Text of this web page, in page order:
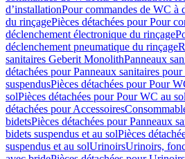
d’installationPour commandes de WC à
du rinçagePièces détachées pour Pour
déclenchement électronique du rinçage
déclenchement pneumatique du rinçage
sanitaires Geberit MonolithPanneaux
détachées pour Panneaux sanitaires
suspendusPièces détachées pour Pour
solPièces détachées pour Pour WC au sol
détachées pour Accessoires
bidetsPièces détachées pour Panneaux
bidets suspendus et au solPièces
suspendus et au solUrinoirsUrinoirs,